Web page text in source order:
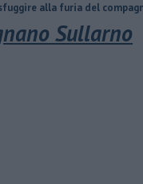
furia del compagno
Sullarno